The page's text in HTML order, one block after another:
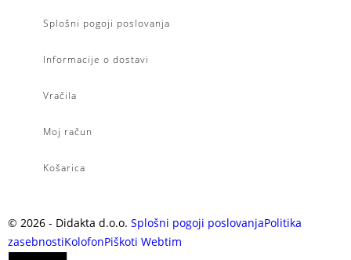
Splošni pogoji poslovanja
Informacije o dostavi
Vračila
Moj račun
Košarica
© 2026 - Didakta d.o.o. Splošni pogoji poslovanjaPolitika
zasebnostiKolofonPiškoti Webtim